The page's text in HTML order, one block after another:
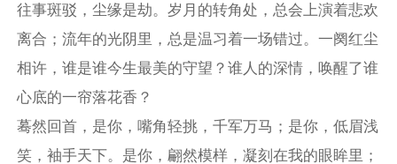
往事斑驳，尘缘是劫。岁月的转角处，总会上演着悲欢
离合；流年的光阴里，总是温习着一场错过。一阕红尘
相许，谁是谁今生最美的守望？谁人的深情，唤醒了谁
心底的一帘落花香？
蓦然回首，是你，嘴角轻挑，千军万马；是你，低眉浅
笑，袖手天下。是你，翩然模样，凝刻在我的眼眸里；